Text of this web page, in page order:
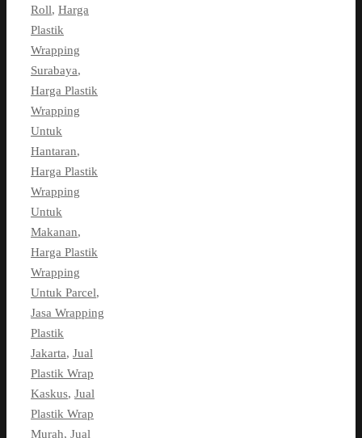
Roll, Harga
Plastik
Wrapping
Surabaya,
Harga Plastik
Wrapping
Untuk
Hantaran,
Harga Plastik
Wrapping
Untuk
Makanan,
Harga Plastik
Wrapping
Untuk Parcel,
Jasa Wrapping
Plastik
Jakarta, Jual
Plastik Wrap
Kaskus, Jual
Plastik Wrap
Murah, Jual